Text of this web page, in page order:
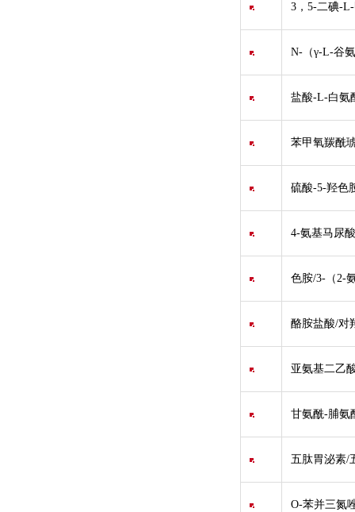
3，5-二碘-
N-（γ-L-谷
盐酸-L-白氨
苯甲氧羰酰
硫酸-5-羟色
4-氨基马尿
色胺/3-（2-
酪胺盐酸/对
亚氨基二乙
甘氨酰-脯氨
五肽胃泌素/
O-苯并三氮